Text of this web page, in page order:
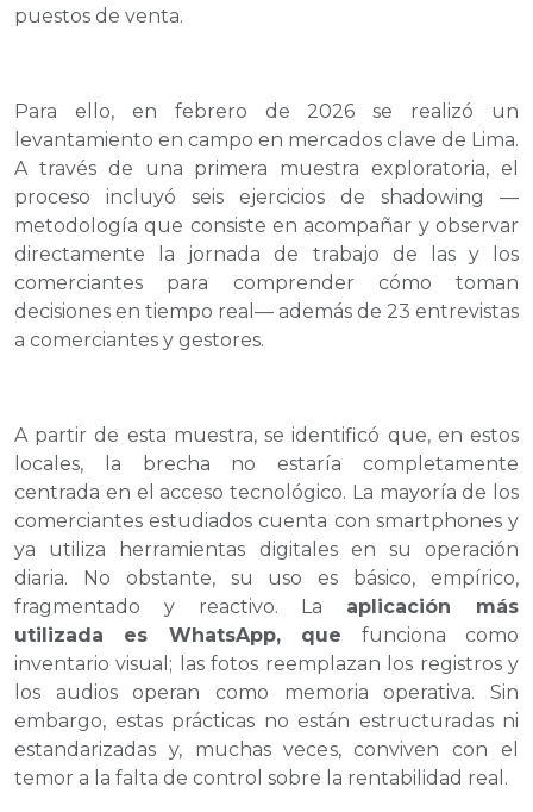
puestos de venta.
Para ello, en febrero de 2026 se realizó un
levantamiento en campo en mercados clave de Lima.
A través de una primera muestra exploratoria, el
proceso incluyó seis ejercicios de shadowing
—
metodología que consiste en acompañar y observar
directamente la jornada de trabajo de las y los
comerciantes para comprender cómo toman
decisiones en tiempo real— además de 23 entrevistas
a comerciantes y gestores.
A partir de esta muestra, se identificó que, en estos
locales, la brecha no estaría completamente
centrada en el acceso tecnológico. La mayoría de los
comerciantes estudiados cuenta con smartphones y
ya utiliza herramientas digitales en su operación
diaria. No obstante, su uso es básico, empírico,
fragmentado y reactivo. La aplicación más
utilizada es WhatsApp, que funciona como
inventario visual; las fotos reemplazan los registros y
los audios operan como memoria operativa. Sin
embargo, estas prácticas no están estructuradas ni
estandarizadas y, muchas veces, conviven con el
temor a la falta de control sobre la rentabilidad real.